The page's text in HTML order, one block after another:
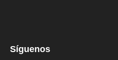
Síguenos